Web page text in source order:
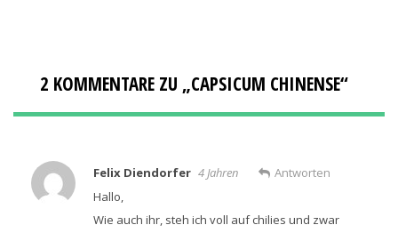
2 KOMMENTARE ZU „CAPSICUM CHINENSE“
Felix Diendorfer 4 Jahren
Antworten
Hallo,
Wie auch ihr, steh ich voll auf chilies und zwar